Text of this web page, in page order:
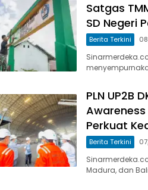
Satgas
SD Negeri
Berita Terkini
PLN UP2B
Awareness
Perkuat
Berita Terkini
Madura, dan Bali